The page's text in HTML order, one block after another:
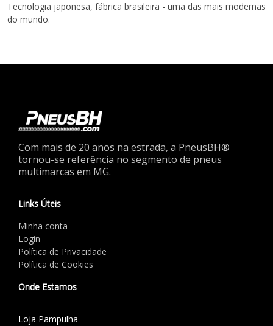
Tecnologia japonesa, fábrica brasileira - uma das mais modernas
do mundo.
Com mais de 20 anos na estrada, a PneusBH®
tornou-se referência no segmento de pneus
multimarcas em MG.
Links Úteis
Minha conta
Login
Política de Privacidade
Política de Cookies
Onde Estamos
Loja Pampulha